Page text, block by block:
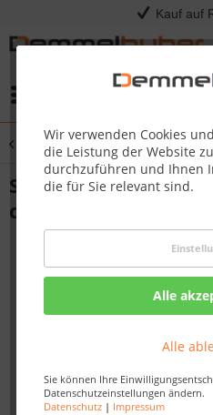
Kauf auf
Wir verwenden Cookies
die Leistung der Website
durchzuführen und Ihnen
die für Sie relevant sind.
Alle
Alle
Sie können Ihre
Datenschutzeinstellungen ändern.
Datenschutz| Impressum
Übersicht Spiel & Spaß
Spielwand 3 IN A
cm